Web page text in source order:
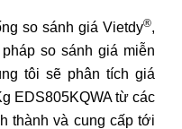
so sánh giá Vietdy®,
so sánh giá miễn
tôi sẽ phân tích giá
EDS805KQWA từ các
thành và cung cấp tới